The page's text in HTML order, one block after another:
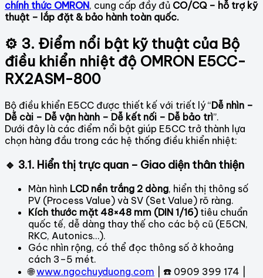
chính thức OMRON, cung cấp đầy đủ CO/CQ – hỗ trợ kỹ
thuật – lắp đặt & bảo hành toàn quốc.
⚙️ 3. Điểm nổi bật kỹ thuật của Bộ
điều khiển nhiệt độ OMRON E5CC-
RX2ASM-800
Bộ điều khiển E5CC được thiết kế với triết lý “Dễ nhìn –
Dễ cài – Dễ vận hành – Dễ kết nối – Dễ bảo trì”.
Dưới đây là các điểm nổi bật giúp E5CC trở thành lựa
chọn hàng đầu trong các hệ thống điều khiển nhiệt:
🔹 3.1. Hiển thị trực quan – Giao diện thân thiện
Màn hình LCD nền trắng 2 dòng, hiển thị thông số
PV (Process Value) và SV (Set Value) rõ ràng.
Kích thước mặt 48×48 mm (DIN 1/16)tiêu chuẩn
quốc tế, dễ dàng thay thế cho các bộ cũ (E5CN,
RKC, Autonics…).
Góc nhìn rộng, có thể đọc thông số ở khoảng
cách 3–5 mét.
🌐www.ngochuyduong.com | ☎️ 0909 399 174 |